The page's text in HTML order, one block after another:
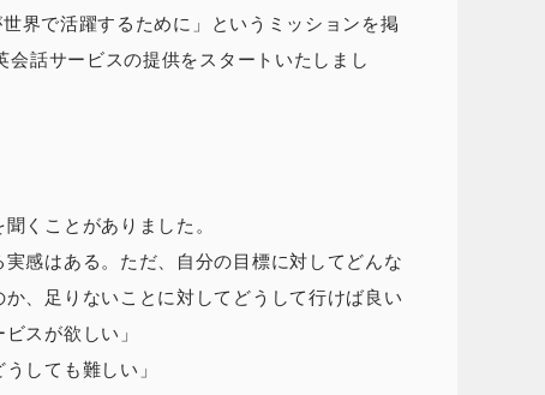
界で活躍するために」というミッションを掲
話サービスの提供をスタートいたしまし
くことがありました。
感はある。ただ、自分の目標に対してどんな
、足りないことに対してどうして行けば良い
スが欲しい」
しても難しい」